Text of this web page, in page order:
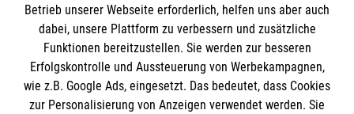
Informationen
Impressum
Datenschutz
Die Malteser
Betrieb unserer Webseite erforderlich, helfen uns aber auch
dabei, unsere Plattform zu verbessern und zusätzliche
Funktionen bereitzustellen. Sie werden zur besseren
Erfolgskontrolle und Aussteuerung von Werbekampagnen,
wie z.B. Google Ads, eingesetzt. Das bedeutet, dass Cookies
zur Personalisierung von Anzeigen verwendet werden. Sie